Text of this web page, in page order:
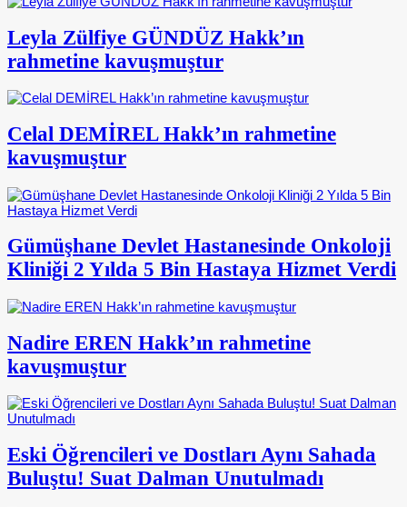
Leyla Zülfiye GÜNDÜZ Hakk’ın
rahmetine kavuşmuştur
Celal DEMİREL Hakk’ın rahmetine
kavuşmuştur
Gümüşhane Devlet Hastanesinde Onkoloji
Kliniği 2 Yılda 5 Bin Hastaya Hizmet Verdi
Nadire EREN Hakk’ın rahmetine
kavuşmuştur
Eski Öğrencileri ve Dostları Aynı Sahada
Buluştu! Suat Dalman Unutulmadı